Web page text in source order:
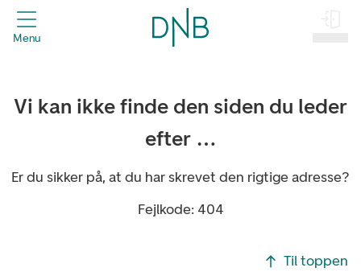
header.title
Menu
Vi kan ikke finde den siden du leder
efter …
Er du sikker på, at du har skrevet den rigtige adresse?
Fejlkode: 404
Til toppen